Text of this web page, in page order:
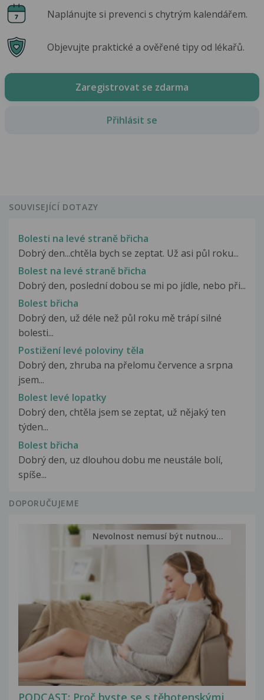
Naplánujte si prevenci s chytrým kalendářem.
Objevujte praktické a ověřené tipy od lékařů.
Zaregistrovat se zdarma
Přihlásit se
SOUVISEJÍCÍ DOTAZY
Bolesti na levé straně břicha
Dobrý den...chtěla bych se zeptat. Už asi půl roku...
Bolest na levé straně břicha
Dobrý den, poslední dobou se mi po jídle, nebo při...
Bolest břicha
Dobrý den, už déle než půl roku mě trápí silné
bolesti...
Postižení levé poloviny těla
Dobrý den, zhruba na přelomu července a srpna
jsem...
Bolest levé lopatky
Dobrý den, chtěla jsem se zeptat, už nějaký ten
týden...
Bolest břicha
Dobrý den, uz dlouhou dobu me neustále bolí,
spíše...
DOPORUČUJEME
Nevolnost nemusí být nutnou...